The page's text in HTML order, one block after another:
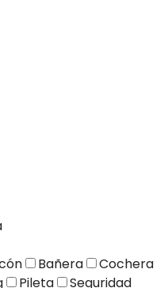
Bañera
Cochera
Pileta
Seguridad